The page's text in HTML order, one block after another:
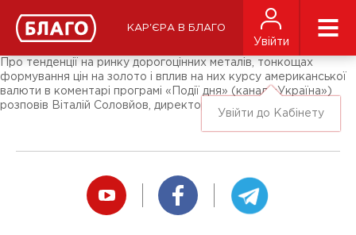
КАР'ЄРА В БЛАГО
Увійти
Увійти до Кабінету
ЗМІ про нас
Підписники соц-мереж
Ярмарки
Про тенденції на ринку дорогоцінних металів, тонкощах
формування цін на золото і вплив на них курсу американської
валюти в коментарі програмі «Події дня» (канал «Україна»)
розповів Віталій Соловйов, директор з маркетингу «Благо».